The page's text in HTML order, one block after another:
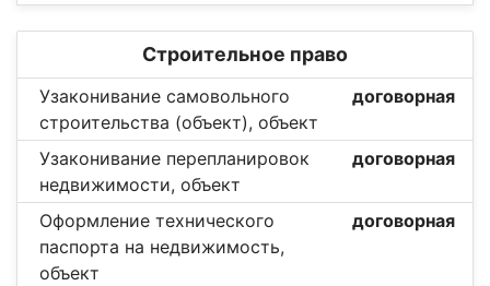
Строительное право
Узаконивание самовольного
строительства (объект), объект
договорная
Узаконивание перепланировок
недвижимости, объект
договорная
Оформление технического
паспорта на недвижимость,
объект
договорная